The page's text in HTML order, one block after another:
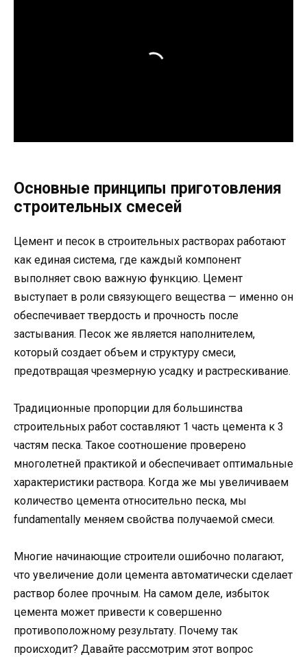
Основные принципы приготовления
строительных смесей
Цемент и песок в строительных растворах работают
как единая система, где каждый компонент
выполняет свою важную функцию. Цемент
выступает в роли связующего вещества — именно он
обеспечивает твердость и прочность после
застывания. Песок же является наполнителем,
который создает объем и структуру смеси,
предотвращая чрезмерную усадку и растрескивание.
Традиционные пропорции для большинства
строительных работ составляют 1 часть цемента к 3
частям песка. Такое соотношение проверено
многолетней практикой и обеспечивает оптимальные
характеристики раствора. Когда же мы увеличиваем
количество цемента относительно песка, мы
fundamentally меняем свойства получаемой смеси.
Многие начинающие строители ошибочно полагают,
что увеличение доли цемента автоматически сделает
раствор более прочным. На самом деле, избыток
цемента может привести к совершенно
противоположному результату. Почему так
происходит? Давайте рассмотрим этот вопрос